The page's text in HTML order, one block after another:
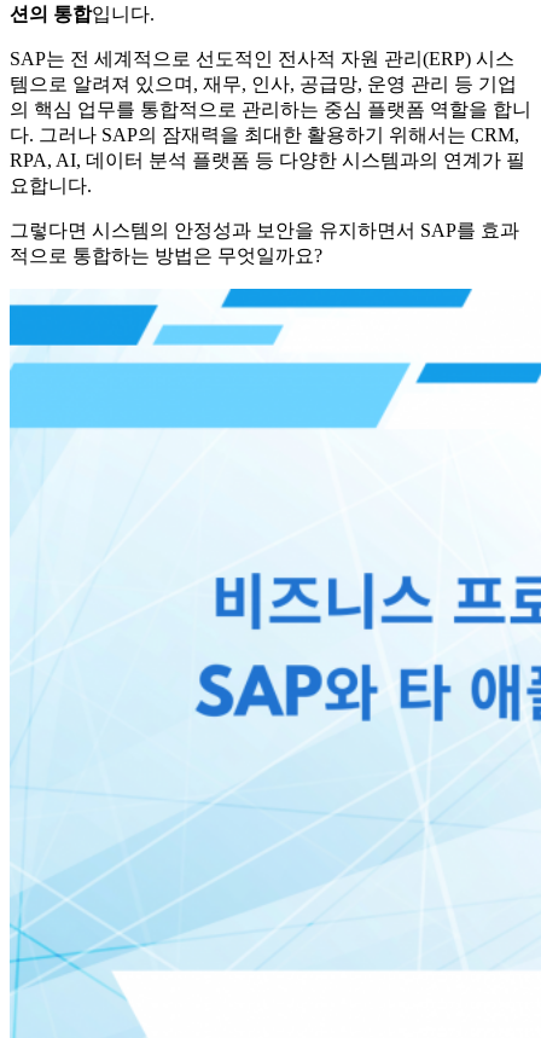
션의 통합입니다.
SAP는 전 세계적으로 선도적인 전사적 자원 관리(ERP) 시스
템으로 알려져 있으며, 재무, 인사, 공급망, 운영 관리 등 기업
의 핵심 업무를 통합적으로 관리하는 중심 플랫폼 역할을 합니
다. 그러나 SAP의 잠재력을 최대한 활용하기 위해서는 CRM,
RPA, AI, 데이터 분석 플랫폼 등 다양한 시스템과의 연계가 필
요합니다.
그렇다면 시스템의 안정성과 보안을 유지하면서 SAP를 효과
적으로 통합하는 방법은 무엇일까요?